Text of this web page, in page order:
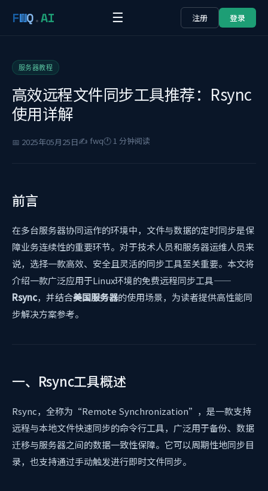
FWQ.AI ☰ 注册 登录
服务器教程
高效远程文件同步工具推荐：Rsync
使用详解
📅 2025年05月25日✍️ fwq🕐 1 分钟阅读
前言
在多台服务器协同运作的环境中，文件与数据的定时同步是保
障业务连续性的重要环节。对于技术人员和服务器运维人员来
说，选择一款高效、安全且灵活的同步工具至关重要。本文将
介绍一款广泛应用于Linux环境的免费远程同步工具——
Rsync，并结合美国服务器的使用场景，为读者提供高性能同
步解决方案参考。
一、Rsync工具概述
Rsync，全称为“Remote Synchronization”，是一款支持
远程与本地文件快速同步的命令行工具，广泛用于备份、数据
迁移与服务器之间的数据一致性保障。它可以周期性地同步目
录，也支持通过手动触发进行即时文件同步。